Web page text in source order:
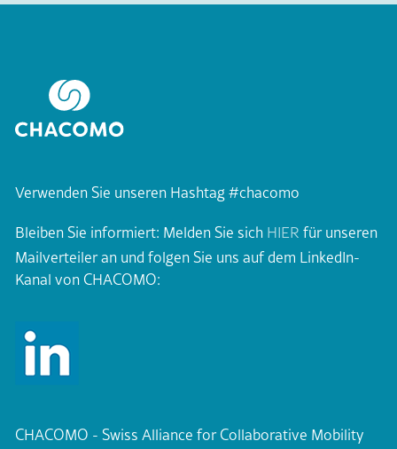
Verwenden Sie unseren Hashtag #chacomo
Bleiben Sie informiert: Melden Sie sich HIER für unseren
Mailverteiler an und folgen Sie uns auf dem LinkedIn-
Kanal von CHACOMO:
CHACOMO - Swiss Alliance for Collaborative Mobility